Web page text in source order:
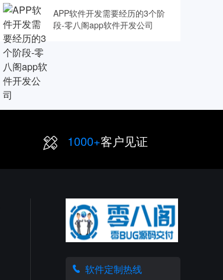
APP软件开发需要经历的3个阶
段-零八阁app软件开发公司
1000+客户见证
软件定制热线